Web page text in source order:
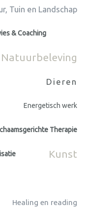
Tuin en Landschap
& Coaching
Natuurbeleving
Dieren
Energetisch werk
Therapie
Kunst
Healing en reading